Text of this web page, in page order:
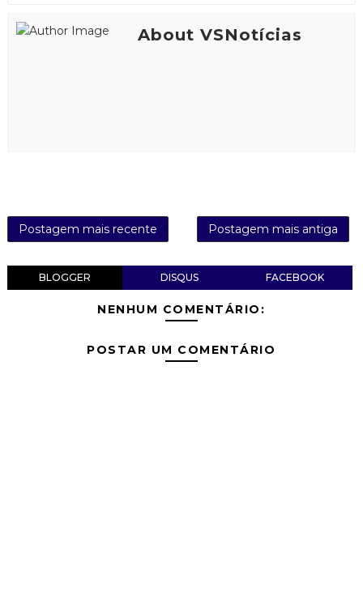
About VSNotícias
Postagem mais recente Postagem mais antiga
BLOGGER DISQUS FACEBOOK
NENHUM COMENTÁRIO:
POSTAR UM COMENTÁRIO